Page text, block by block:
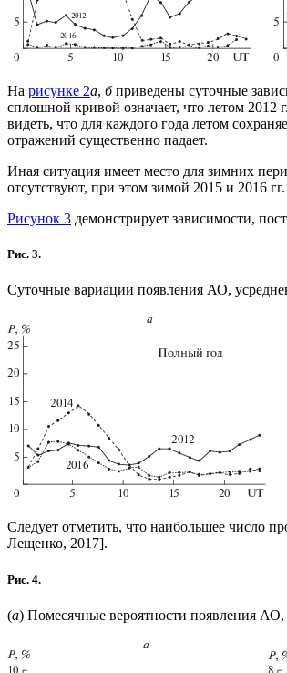
На рисунке 2а, бприведены суточные
сплошной кривой означает, что летом
видеть, что для каждого года летом
отражений существенно падает.
Иная ситуация имеет место для зимних
отсутствуют, при этом зимой 2015 и 2016
Рисунок 3 демонстрирует зависимости,
Рис. 3.
Суточные вариации появления АО,
Следует отметить, что наибольшее число
Лещенко, 2017].
Рис. 4.
(а) Помесячные вероятности появления